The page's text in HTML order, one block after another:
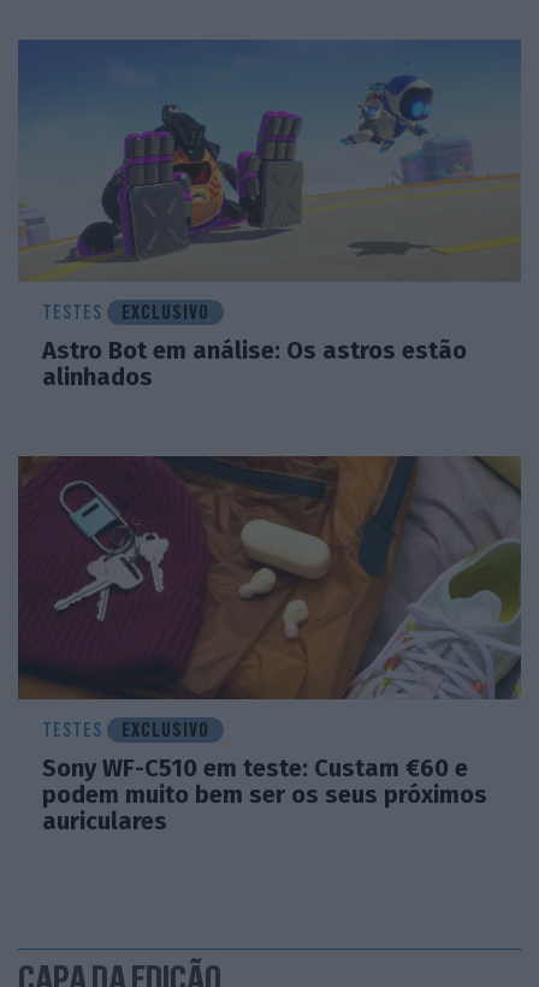
TESTES EXCLUSIVO
Astro Bot em análise: Os astros estão
alinhados
TESTES EXCLUSIVO
Sony WF-C510 em teste: Custam €60 e
podem muito bem ser os seus próximos
auriculares